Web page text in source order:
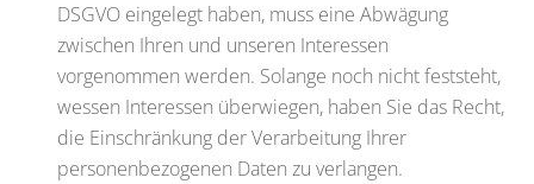
DSGVO eingelegt haben, muss eine Abwägung
zwischen Ihren und unseren Interessen
vorgenommen werden. Solange noch nicht feststeht,
wessen Interessen überwiegen, haben Sie das Recht,
die Einschränkung der Verarbeitung Ihrer
personenbezogenen Daten zu verlangen.